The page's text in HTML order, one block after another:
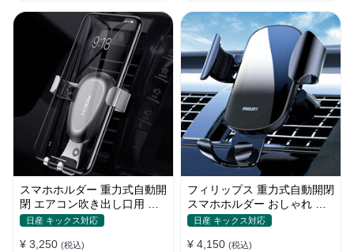
スマホホルダー 重力式自動開
閉 エアコン吹き出し口用 全
機種 360°回転 片手操作
日産 キックス対応
¥ 3,250 (税込)
フィリップス 重力式自動開閉
スマホホルダー おしゃれ エ
アコン吹き出し口 全機種 車
日産 キックス対応
¥ 4,150 (税込)